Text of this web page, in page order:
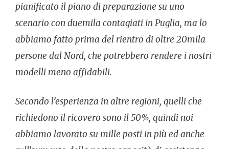
pianificato il piano di preparazione su uno
scenario con duemila contagiati in Puglia, ma lo
abbiamo fatto prima del rientro di oltre 20mila
persone dal Nord, che potrebbero rendere i nostri
modelli meno affidabili.
Secondo l’esperienza in altre regioni, quelli che
richiedono il ricovero sono il 50%, quindi noi
abbiamo lavorato su mille posti in più ed anche